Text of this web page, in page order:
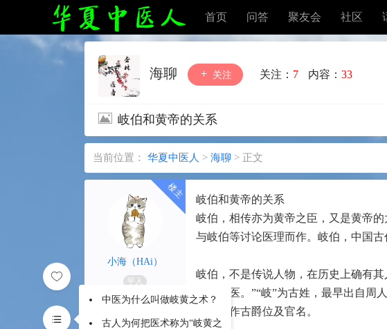
首页 问答 聚友会 社区
海聊 关注 关注： 7 内容： 33
岐伯和黄帝的关系
当前位置： 华夏中医人 > 海聊 > 正文
中医为什么叫做岐黄之术？
古人为何把医术称为“岐黄之
小海（HAi）
平人
岐伯和黄帝的关系
岐伯，相传亦为黄帝之臣，又是黄帝
与岐伯等讨论医理而作。岐伯，中国
岐伯，不是传说人物，在历史上确有
黄帝太医。”“岐”为古姓，最早出自
名，亦作古爵位及官名。